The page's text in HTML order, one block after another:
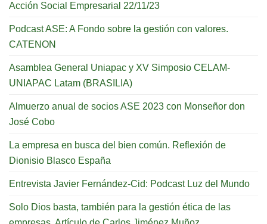
Acción Social Empresarial 22/11/23
Podcast ASE: A Fondo sobre la gestión con valores.
CATENON
Asamblea General Uniapac y XV Simposio CELAM-
UNIAPAC Latam (BRASILIA)
Almuerzo anual de socios ASE 2023 con Monseñor don
José Cobo
La empresa en busca del bien común. Reflexión de
Dionisio Blasco España
Entrevista Javier Fernández-Cid: Podcast Luz del Mundo
Solo Dios basta, también para la gestión ética de las